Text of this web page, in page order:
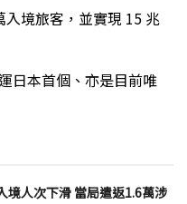
境旅客，並實現 15 兆
日本首個、亦是目前唯
境人次下滑 當局遣返1.6萬涉